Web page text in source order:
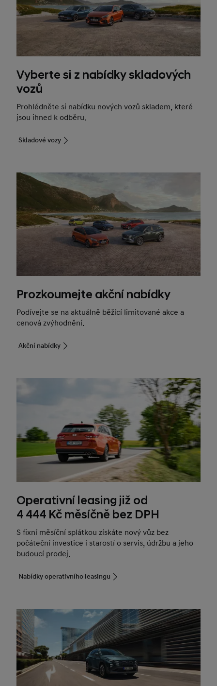
Vyberte si z nabídky skladových
vozů
Prohlédněte si nabídku nových vozů skladem, které
jsou ihned k odběru.
Skladové vozy
Prozkoumejte akční nabídky
Podívejte se na aktuálně běžící limitované akce a
cenová zvýhodnění.
Akční nabídky
Operativní leasing již od
4 444 Kč měsíčně bez DPH
S fixní měsíční splátkou získáte nový vůz bez
počáteční investice i starostí o servis, údržbu a jeho
budoucí prodej.
Nabídky operativního leasingu